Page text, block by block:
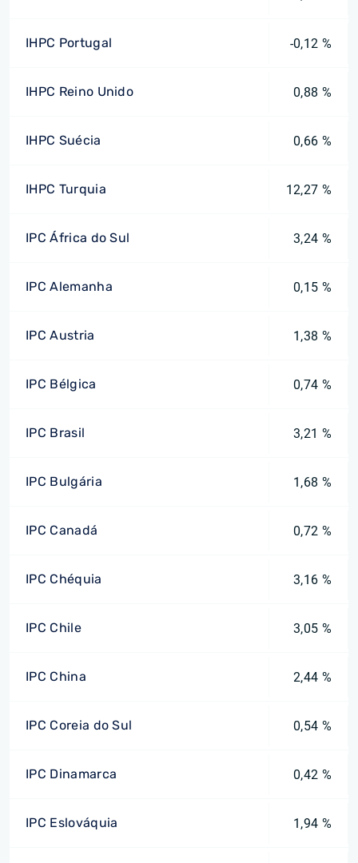
IHPC Portugal -0,12 %
IHPC Reino Unido 0,88 %
IHPC Suécia 0,66 %
IHPC Turquia 12,27 %
IPC África do Sul 3,24 %
IPC Alemanha 0,15 %
IPC Austria 1,38 %
IPC Bélgica 0,74 %
IPC Brasil 3,21 %
IPC Bulgária 1,68 %
IPC Canadá 0,72 %
IPC Chéquia 3,16 %
IPC Chile 3,05 %
IPC China 2,44 %
IPC Coreia do Sul 0,54 %
IPC Dinamarca 0,42 %
IPC Eslováquia 1,94 %